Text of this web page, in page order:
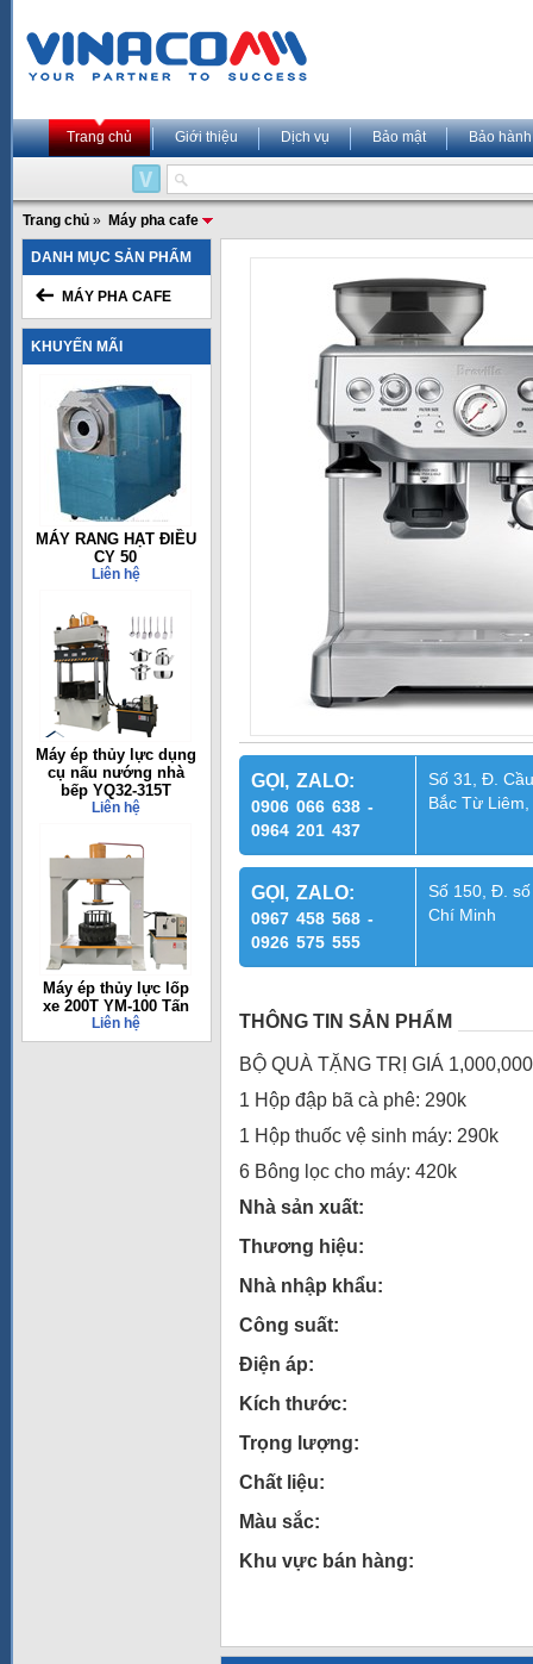
Trang chủ Giới thiệu Dịch vụ Bảo mật Bảo hành
Trang chủ » Máy pha cafe
DANH MỤC SẢN PHẨM
MÁY PHA CAFE
KHUYẾN MÃI
MÁY RANG HẠT ĐIỀU
CY 50
Liên hệ
Máy ép thủy lực dụng
cụ nấu nướng nhà
bếp YQ32-315T
Liên hệ
Máy ép thủy lực lốp
xe 200T YM-100 Tấn
Liên hệ
GỌI, ZALO:
0906 066 638 -
0964 201 437
Số 31, Đ.
Bắc Từ
GỌI, ZALO:
0967 458 568 -
0926 575 555
Số 150, Đ.
Chí Minh
THÔNG TIN SẢN PHẨM
BỘ QUÀ TẶNG TRỊ GIÁ
1 Hộp đập bã cà phê: 290k
1 Hộp thuốc vệ sinh máy: 290k
6 Bông lọc cho máy: 420k
Nhà sản xuất:
Thương hiệu:
Nhà nhập khẩu:
Công suất:
Điện áp:
Kích thước:
Trọng lượng:
Chất liệu:
Màu sắc:
Khu vực bán hàng: